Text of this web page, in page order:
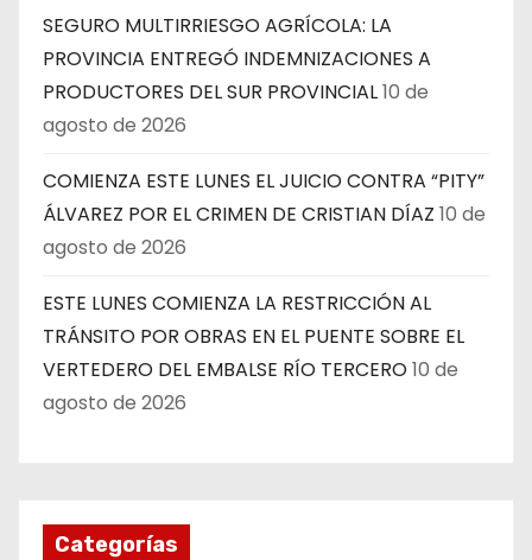
SEGURO MULTIRRIESGO AGRÍCOLA: LA
PROVINCIA ENTREGÓ INDEMNIZACIONES A
PRODUCTORES DEL SUR PROVINCIAL10 de
agosto de 2026
COMIENZA ESTE LUNES EL JUICIO CONTRA “PITY”
ÁLVAREZ POR EL CRIMEN DE CRISTIAN DÍAZ 10 de
agosto de 2026
ESTE LUNES COMIENZA LA RESTRICCIÓN AL
TRÁNSITO POR OBRAS EN EL PUENTE SOBRE EL
VERTEDERO DEL EMBALSE RÍO TERCERO10 de
agosto de 2026
Categorías